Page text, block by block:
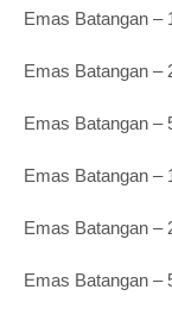
Emas
Emas
Emas
Emas
Emas
Emas